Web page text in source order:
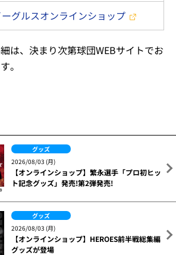
グルスオンラインショップ
は、決まり次第球団WEBサイトでお
。
グッズ
2026/08/03 (月)
【オンラインショップ】繁永選手「プロ初ヒッ
ト記念グッズ」発売!第2弾発売!
グッズ
2026/08/03 (月)
【オンラインショップ】HEROES前半戦総集編
グッズが登場